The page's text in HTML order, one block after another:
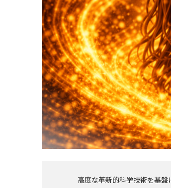
高度な革新的科学技術を基盤